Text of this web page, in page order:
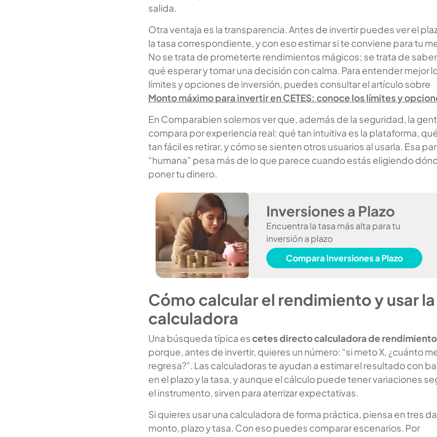
salida.
Otra ventaja es la transparencia. Antes de invertir puedes ver el
la tasa correspondiente, y con eso estimar si te conviene para tu
No se trata de prometerte rendimientos mágicos; se trata de saber
qué esperar y tomar una decisión con calma. Para entender mejor
límites y opciones de inversión, puedes consultar el artículo sobre
Monto máximo para invertir en CETES: conoce los límites y
En Comparabien solemos ver que, además de la seguridad, la
compara por experiencia real: qué tan intuitiva es la plataforma,
tan fácil es retirar, y cómo se sienten otros usuarios al usarla. Esa
“humana” pesa más de lo que parece cuando estás eligiendo
poner tu dinero.
Inversiones a Plazo
Encuentra la tasa más alta para tu
inversión a plazo
Compara Inversiones a Plazo
Cómo calcular el rendimiento y usar la
calculadora
Una búsqueda típica escetes directo calculadora de rendimiento
porque, antes de invertir, quieres un número: “si meto X, ¿cuánto
regresa?”. Las calculadoras te ayudan a estimar el resultado con
en el plazo y la tasa, y aunque el cálculo puede tener variaciones
el instrumento, sirven para aterrizar expectativas.
Si quieres usar una calculadora de forma práctica, piensa en tres
monto, plazo y tasa. Con eso puedes comparar escenarios. Por